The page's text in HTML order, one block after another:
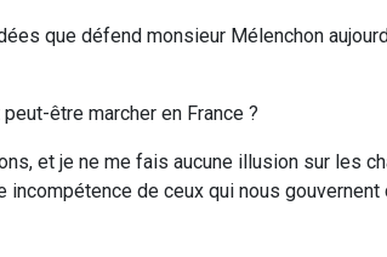
que défend monsieur Mélenchon
être marcher en France ?
et je ne me fais aucune illusion sur les
de ceux qui nous